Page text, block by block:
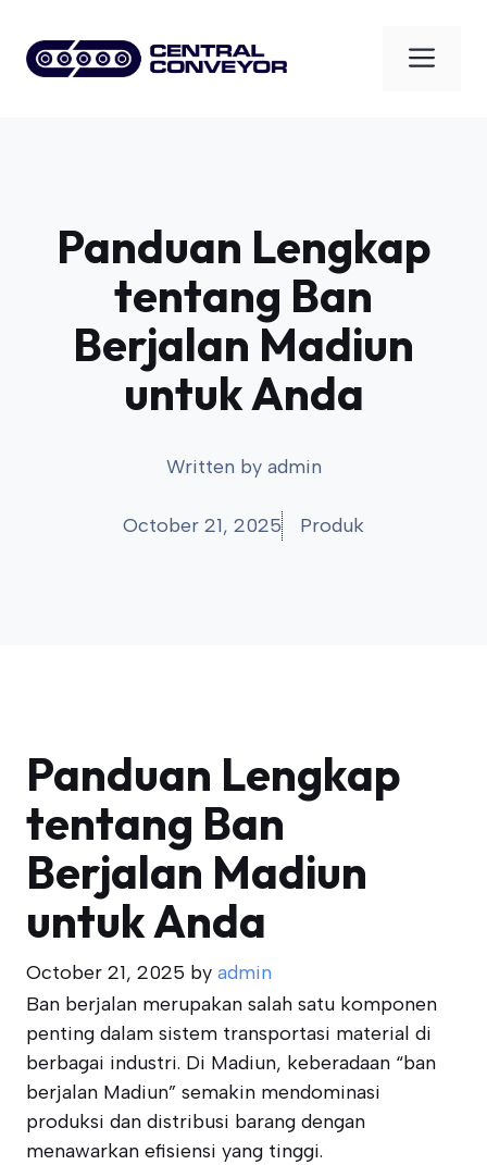
content
Panduan Lengkap
tentang Ban
Berjalan Madiun
untuk Anda
Written by admin
October 21, 2025 Produk
Panduan Lengkap
tentang Ban
Berjalan Madiun
untuk Anda
October 21, 2025 by admin
Ban berjalan merupakan salah satu komponen
penting dalam sistem transportasi material di
berbagai industri. Di Madiun, keberadaan “ban
berjalan Madiun” semakin mendominasi
produksi dan distribusi barang dengan
menawarkan efisiensi yang tinggi.